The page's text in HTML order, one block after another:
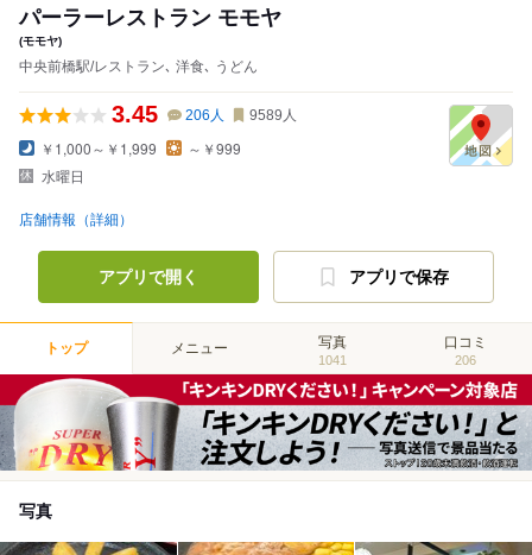
パーラーレストラン モモヤ
(モモヤ)
中央前橋駅/レストラン､ 洋食､ うどん
3.45 206 人 9589 人
￥1,000～￥1,999
～￥999
水曜日
店舗情報（詳細）
アプリで開く アプリで保存
トップ メニュー 写真
1041
口コミ
206
写真